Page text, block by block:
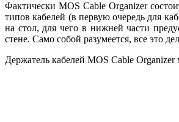
Фактически MOS Cable Organizer
типов кабелей (в первую очередь для
на стол, для чего в нижней части
стене. Само собой разумеется, все это
Держатель кабелей MOS Cable